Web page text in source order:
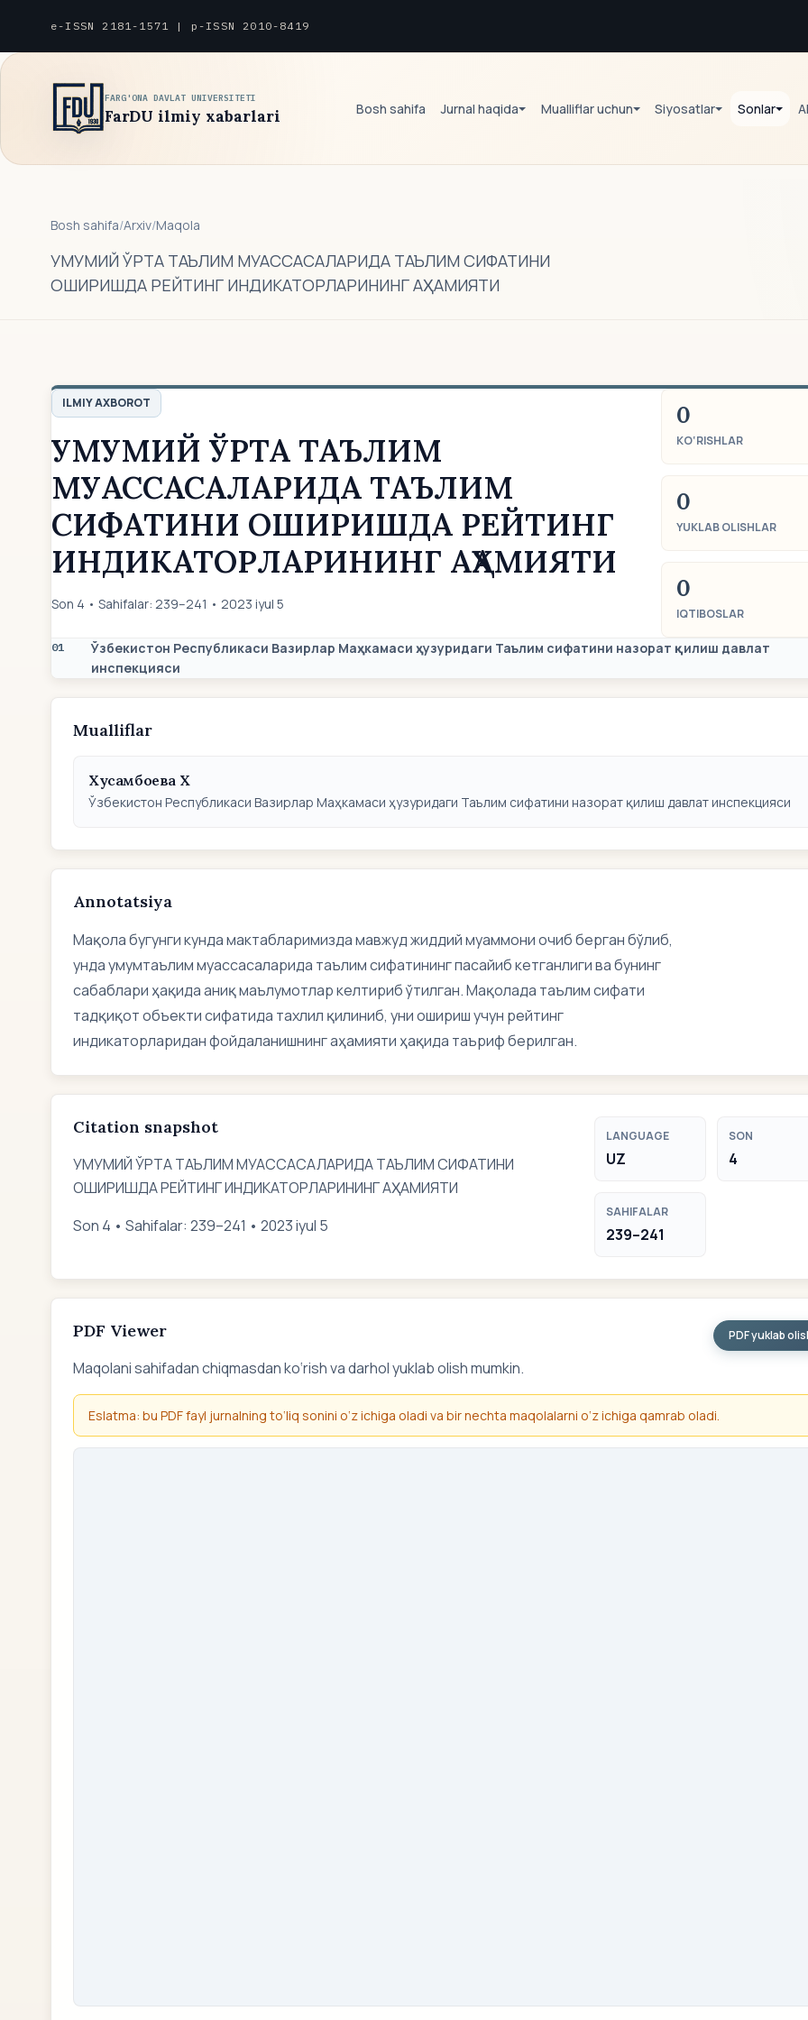
e-ISSN 2181-1571 | p-ISSN 2010-8419
FARG'ONA DAVLAT UNIVERSITETI
FarDU ilmiy xabarlari Bosh sahifa Jurnal haqida Mualliflar uchun Siyosatlar Sonlar
Bosh sahifa/Arxiv/Maqola
УМУМИЙ ЎРТА ТАЪЛИМ МУАССАСАЛАРИДА ТАЪЛИМ СИФАТИНИ
ОШИРИШДА РЕЙТИНГ ИНДИКАТОРЛАРИНИНГ АҲАМИЯТИ
ILMIY AXBOROT
УМУМИЙ ЎРТА ТАЪЛИМ
МУАССАСАЛАРИДА ТАЪЛИМ
СИФАТИНИ ОШИРИШДА РЕЙТИНГ
ИНДИКАТОРЛАРИНИНГ АҲАМИЯТИ
Son 4 • Sahifalar: 239–241 • 2023 iyul 5
0
KO‘RISHLAR
0
YUKLAB OLISHLAR
0
IQTIBOSLAR
01
Ўзбекистон Республикаси Вазирлар Маҳкамаси ҳузуридаги Таълим сифатини назорат қилиш давлат
инспекцияси
Mualliflar
Хусамбоева Х
Ўзбекистон Республикаси Вазирлар Маҳкамаси ҳузуридаги Таълим сифатини назорат қилиш давлат инспекцияси
Annotatsiya
Мақола бугунги кунда мактабларимизда мавжуд жиддий муаммони очиб берган бўлиб,
унда умумтаълим муассасаларида таълим сифатининг пасайиб кетганлиги ва бунинг
сабаблари ҳақида аниқ маълумотлар келтириб ўтилган. Мақолада таълим сифати
тадқиқот объекти сифатида тахлил қилиниб, уни ошириш учун рейтинг
индикаторларидан фойдаланишнинг аҳамияти ҳақида таъриф берилган.
Citation snapshot
УМУМИЙ ЎРТА ТАЪЛИМ МУАССАСАЛАРИДА ТАЪЛИМ СИФАТИНИ
ОШИРИШДА РЕЙТИНГ ИНДИКАТОРЛАРИНИНГ АҲАМИЯТИ
Son 4 • Sahifalar: 239–241 • 2023 iyul 5
LANGUAGE
UZ
SON
4
SAHIFALAR
239–241
PDF Viewer
Maqolani sahifadan chiqmasdan ko‘rish va darhol yuklab olish mumkin.
PDF yuklab
Eslatma: bu PDF fayl jurnalning to‘liq sonini o‘z ichiga oladi va bir nechta maqolalarni o‘z ichiga qamrab oladi.